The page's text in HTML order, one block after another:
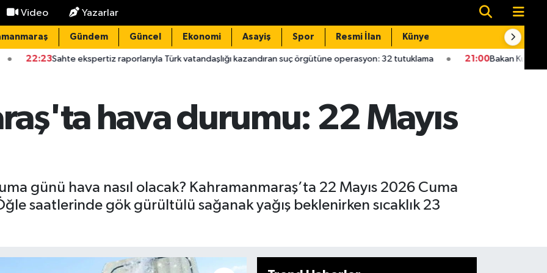
Video Yazarlar
Gündem Güncel Ekonomi Asayiş Spor Resmi İlan Künye
ekspertiz raporlarıyla Türk vatandaşlığı kazandıran suç örgütüne operasyon: 32 tutuklama 21:00Bakan Kurum: Bu işler ahbap
hava durumu: 22 Mayıs
günü hava nasıl olacak? Kahramanmaraş’ta 22 Mayıs 2026 Cuma
saatlerinde gök gürültülü sağanak yağış beklenirken sıcaklık 23